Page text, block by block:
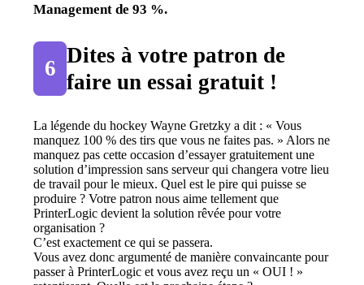
Management de 93 %.
6
Dites à votre patron de
faire un essai gratuit !
La légende du hockey Wayne Gretzky a dit : « Vous
manquez 100 % des tirs que vous ne faites pas. » Alors ne
manquez pas cette occasion d’essayer gratuitement une
solution d’impression sans serveur qui changera votre lieu
de travail pour le mieux. Quel est le pire qui puisse se
produire ? Votre patron nous aime tellement que
PrinterLogic devient la solution rêvée pour votre
organisation ?
C’est exactement ce qui se passera.
Vous avez donc argumenté de manière convaincante pour
passer à PrinterLogic et vous avez reçu un « OUI ! »